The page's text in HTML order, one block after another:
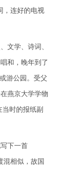
，连好的电视
文学、诗词、
和，晚年到了
游公园。受父
燕京大学学物
时的报纸副
下一首
混相似，故国